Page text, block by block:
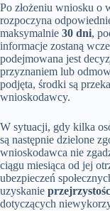
Po złożeniu wniosku o
rozpoczyna
maksymalnie 30 dni,
informacje zostaną
podejmowana jest
przyznaniem lub
podjęta, środki są
wnioskodawcy.
W sytuacji, gdy kilka
są następnie dzielone
wnioskodawca nie
ciągu miesiąca od jej
ubezpieczeń
uzyskanie
dotyczących